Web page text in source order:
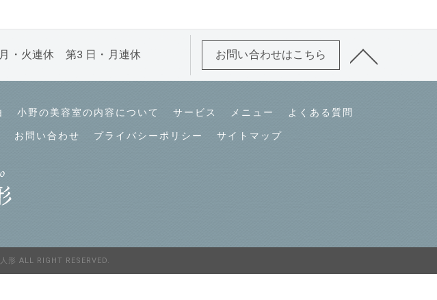
・火連休 第3 日・月連休 お問い合わせはこちら
小野の美容室の内容について サービス メニュー よくある質問
お問い合わせ プライバシーポリシー サイトマップ
形 ALL RIGHT RESERVED.